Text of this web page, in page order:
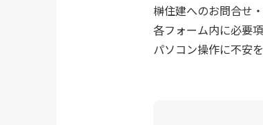
榊住建へのお問合せ
各フォーム内に必要
パソコン操作に不安